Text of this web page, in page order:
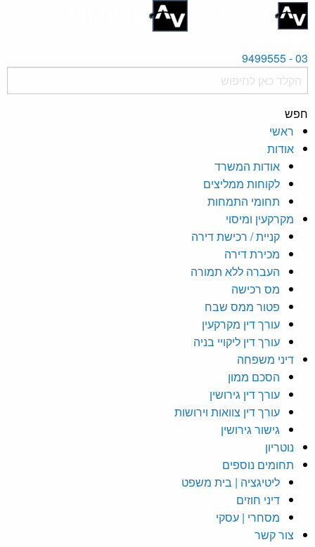
03 - 9499555
חפש
ראשי
אודות
אודות המשרד
לקוחות ממליצים
תחומי התמחות
מקרקעין ומיסוי
קניית / רכישת דירה
מכירת דירה
העברה ללא תמורה
מס רכישה
פטור ממס שבח
עורך דין מקרקעין
עורך דין ליקויי בניה
דיני משפחה
הסכם ממון
עורך דין גירושין
עורך דין צוואות וירושות
גישור גירושין
נוטריון
תחומים נוספים
ליטיגציה | בית משפט
דיני חוזים
מסחרי | עסקי
צור קשר